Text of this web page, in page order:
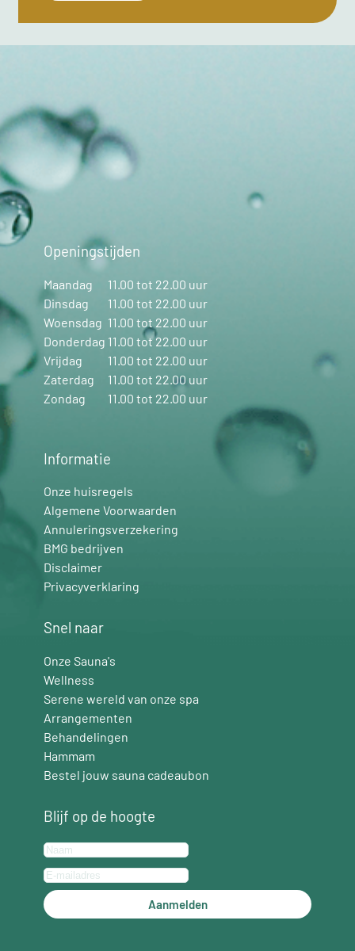
Openingstijden
Maandag
11.00 tot 22.00 uur
Dinsdag
11.00 tot 22.00 uur
Woensdag 11.00 tot 22.00 uur
Donderdag 11.00 tot 22.00 uur
Vrijdag
11.00 tot 22.00 uur
Zaterdag
11.00 tot 22.00 uur
Zondag
11.00 tot 22.00 uur
Informatie
Onze huisregels
Algemene Voorwaarden
Annuleringsverzekering
BMG bedrijven
Disclaimer
Privacyverklaring
Snel naar
Onze Sauna's
Wellness
Serene wereld van onze spa
Arrangementen
Behandelingen
Hammam
Bestel jouw sauna cadeaubon
Blijf op de hoogte
Aanmelden